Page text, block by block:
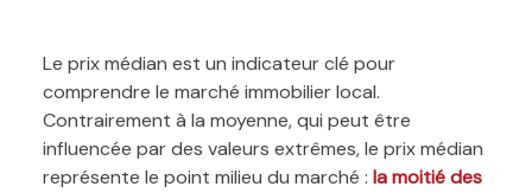
Le prix médian est un indicateur clé pour
comprendre le marché immobilier local.
Contrairement à la moyenne, qui peut être
influencée par des valeurs extrêmes, le prix médian
représente le point milieu du marché : la moitié des